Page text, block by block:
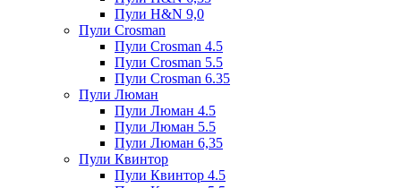
Пули H&N 9,0
Пули Crosman
Пули Crosman 4.5
Пули Crosman 5.5
Пули Crosman 6.35
Пули Люман
Пули Люман 4.5
Пули Люман 5.5
Пули Люман 6,35
Пули Квинтор
Пули Квинтор 4.5